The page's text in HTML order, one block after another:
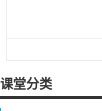
课堂分类